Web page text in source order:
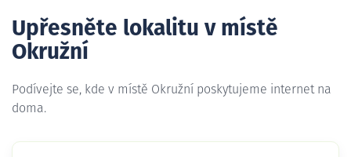
Upřesněte lokalitu v místě
Okružní
Podívejte se, kde v místě Okružní poskytujeme internet na
doma.